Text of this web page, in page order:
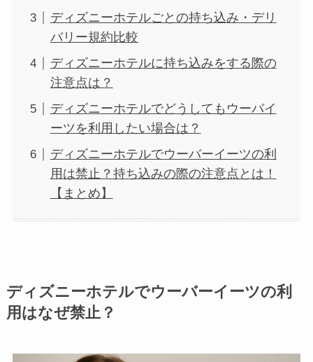
ディズニーホテルごとの持ち込み・デリ
バリー規約比較
ディズニーホテルに持ち込みをする際の
注意点は？
ディズニーホテルでどうしてもウーバイ
ーツを利用したい場合は？
ディズニーホテルでウーバーイーツの利
用は禁止？持ち込みの際の注意点とは！
【まとめ】
ディズニーホテルでウーバーイーツの利
用はなぜ禁止？